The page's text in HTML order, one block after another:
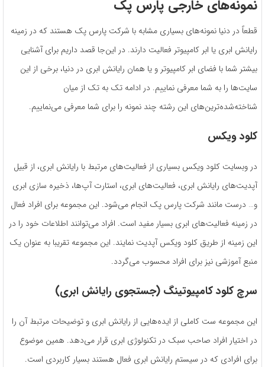
نمونه‌های خارجی پارس پک
قطعاً در دنیا نمونه‌های بسیاری مشابه با شرکت پارس پک هستند که در زمینه
رایانش ابری یا ابر کامپیوتر فعالیت دارند. در این‌جا قصد داریم برای آشنایی
بیشتر شما با فضای ابر کامپیوتر و یا همان رایانش ابری در دنیا، برخی از این
سایت‌ها را به شما معرفی نماییم. در ادامه تک به تک از میان
شناخته‌‌شده‌‌ترین‌های این رشته چند نمونه را برای شما معرفی می‌نماییم.
کلود ویکس
در وبسایت کلود ویکس بسیاری از فعالیت‌های مرتبط با رایانش ابری، از قبیل
آپدیت‌های رایانش ابری، فعالیت‌های ابری، استارت‌ آپ‌ها، ذخیره سازی ابری
و… درست مانند شرکت پارس پک انجام می‌شود. این مجموعه برای افراد فعال
در زمینه فعالیت‌های ابری بسیار مفید است. افراد می‌توانند اطلاعات خود را در
این زمینه از طریق کلود ویکس آپدیت نمایند. این مجموعه تقریبا به عنوان یک
منبع آموزشی نیز برای افراد محسوب می‌گردد.
سرچ کلود کامپیوتینگ (جستجوی رایانش ابری)
این مجموعه ست کاملی از ایده‌هایی از رایانش ابری و توضیحات مرتبط آن را
در اختیار افراد صاحب سبک در تکنولوژی ابری قرار می‌دهد. همین موضوع
برای افرادی که در سیستم رایانش ابری فعال هستند بسیار کاربردی است.